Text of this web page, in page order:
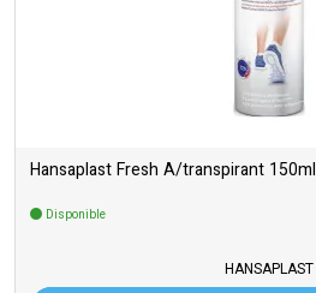
Hansaplast Fresh A/transpirant 150ml
Disponible
HANSAPLAST